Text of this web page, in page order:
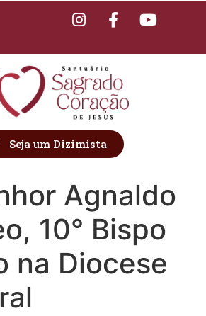
Seja um Dizimista
Agnaldo
10° Bispo
na Diocese